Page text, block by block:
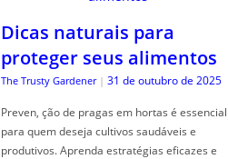
Dicas naturais para
proteger seus alimentos
The Trusty Gardener | 31 de outubro de 2025
Preven, ção de pragas em hortas é essencial
para quem deseja cultivos saudáveis e
produtivos. Aprenda estratégias eficazes e